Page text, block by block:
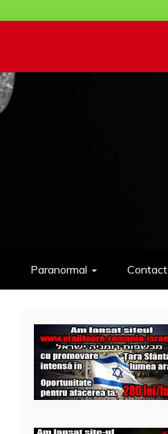
Paranormal Contact